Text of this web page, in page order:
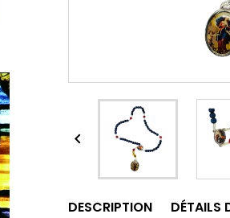

DESCRIPTION DÉTAILS